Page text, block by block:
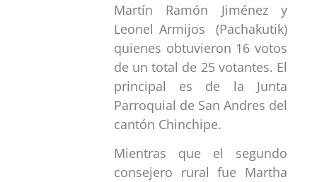
Martín Ramón Jiménez y
Leonel Armijos (Pachakutik)
quienes obtuvieron 16 votos
de un total de 25 votantes. El
principal es de la Junta
Parroquial de San Andres del
cantón Chinchipe.
Mientras que el segundo
consejero rural fue Martha